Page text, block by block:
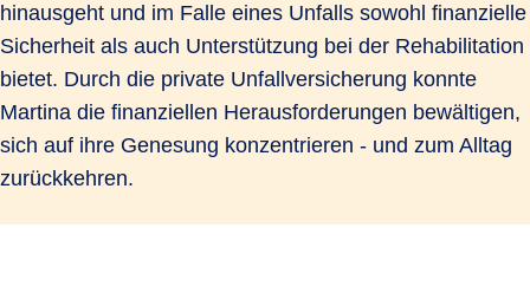
hinausgeht und im Falle eines Unfalls sowohl finanzielle
Sicherheit als auch Unterstützung bei der Rehabilitation
bietet. Durch die private Unfallversicherung konnte
Martina die finanziellen Herausforderungen bewältigen,
sich auf ihre Genesung konzentrieren - und zum Alltag
zurückkehren.